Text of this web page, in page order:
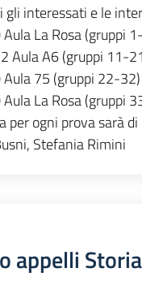
gli interessati e le
La Rosa (gruppi
Aula A6 (gruppi 11-
75 (gruppi 22-32)
La Rosa (gruppi
per ogni prova sarà
Stefania Rimini
appelli